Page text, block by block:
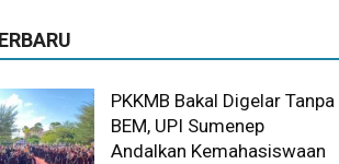
PKKMB Bakal Digelar Tanpa
BEM, UPI Sumenep
Andalkan Kemahasiswaan